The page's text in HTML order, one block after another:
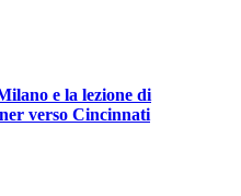
e la lezione di
verso Cincinnati